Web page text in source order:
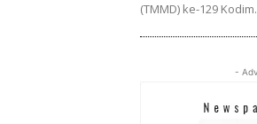
(TMMD) ke-129
-